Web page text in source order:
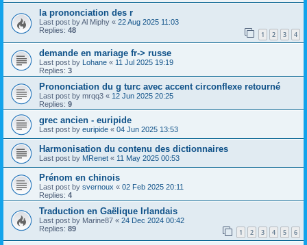
la prononciation des r
Last post byAl Miphy « 22 Aug 2025 11:03
Replies: 48 1 2 3 4
demande en mariage fr-> russe
Last post by Lohane « 11 Jul 2025 19:19
Replies: 3
Prononciation du g turc avec accent circonflexe retourné
Last post by mrqq3 « 12 Jun 2025 20:25
Replies: 9
grec ancien - euripide
Last post by euripide « 04 Jun 2025 13:53
Harmonisation du contenu des dictionnaires
Last post by MRenet « 11 May 2025 00:53
Prénom en chinois
Last post by svernoux « 02 Feb 2025 20:11
Replies: 4
Traduction en Gaëlique Irlandais
Last post by Marine87 « 24 Dec 2024 00:42
Replies: 89 1 2 3 4 5 6